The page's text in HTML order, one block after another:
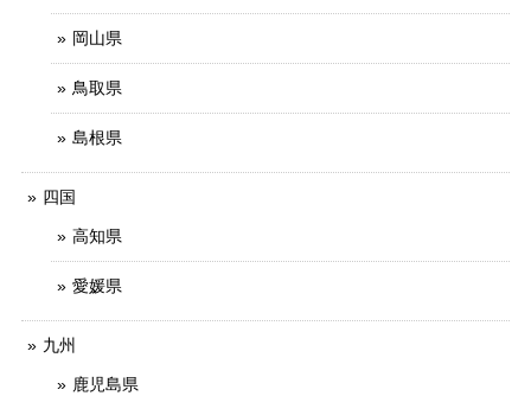
岡山県
鳥取県
島根県
四国
高知県
愛媛県
九州
鹿児島県